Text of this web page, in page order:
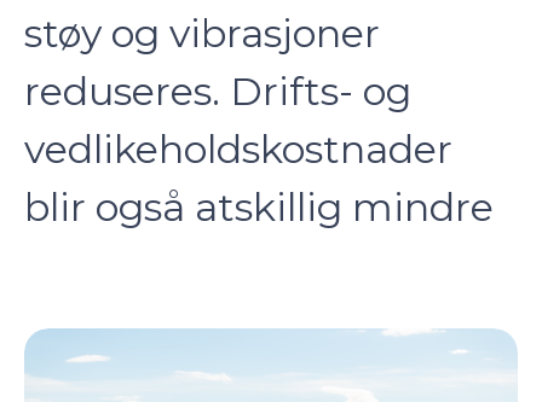
støy og vibrasjoner
reduseres. Drifts- og
vedlikeholdskostnader
blir også atskillig mindre